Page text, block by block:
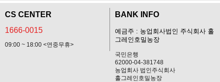
CS CENTER
1666-0015
09:00 ~ 18:00 <연중무휴>
BANK INFO
예금주 : 농업회사법인 주식회사 홀
그레인호밀농장
국민은행
62000-04-381748
농업회사 법인주식회사
홀그레인호밀농장